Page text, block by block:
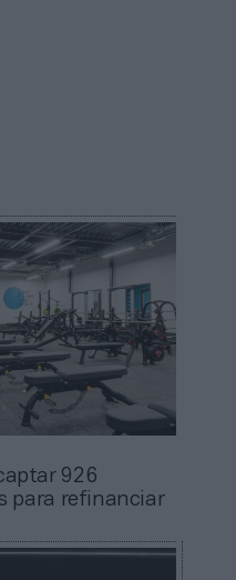
926
para refinanciar